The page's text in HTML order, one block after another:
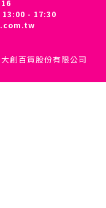
13:00 - 17:30
創百貨股份有限公司